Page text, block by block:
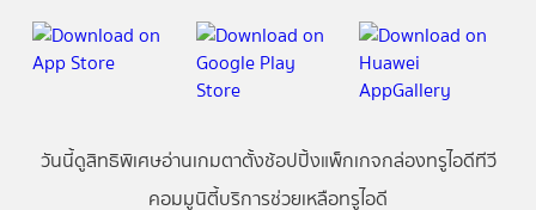
วันนี้ดูสิทธิพิเศษอ่านเกมตาตั้งช้อปปิ้งแพ็กเกจกล่องทรูไอดีทีวี
คอมมูนิตี้บริการช่วยเหลือทรูไอดี